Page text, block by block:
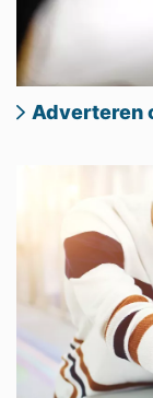
Adverteren